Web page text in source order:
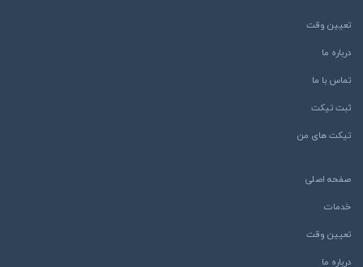
تعیین وقت
درباره ما
تماس با ما
ثبت تیکت
تیکت های من
صفحه اصلی
خدمات
تعیین وقت
درباره ما